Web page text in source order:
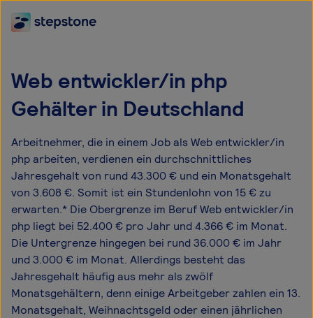
Web entwickler/in php
Gehälter in Deutschland
Arbeitnehmer, die in einem Job als Web entwickler/in
php arbeiten, verdienen ein durchschnittliches
Jahresgehalt von rund 43.300 € und ein Monatsgehalt
von 3.608 €. Somit ist ein Stundenlohn von 15 € zu
erwarten.* Die Obergrenze im Beruf Web entwickler/in
php liegt bei 52.400 € pro Jahr und 4.366 € im Monat.
Die Untergrenze hingegen bei rund 36.000 € im Jahr
und 3.000 € im Monat. Allerdings besteht das
Jahresgehalt häufig aus mehr als zwölf
Monatsgehältern, denn einige Arbeitgeber zahlen ein 13.
Monatsgehalt, Weihnachtsgeld oder einen jährlichen